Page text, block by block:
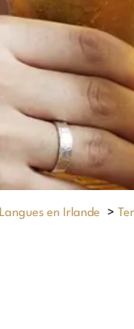
Langues en Irlande >